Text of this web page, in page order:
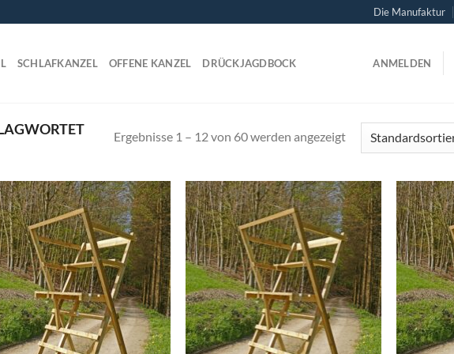
Die Manufaktur
SCHLAFKANZEL OFFENE KANZEL DRÜCKJAGDBOCK ANMELDEN
Ergebnisse 1 – 12 von 60 werden angezeigt
Add to
wishlist
Add to
wishlist